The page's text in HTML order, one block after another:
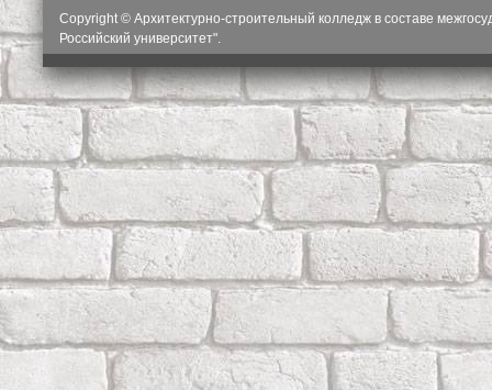
Copyright © Архитектурно-строительный колледж в составе
Российский университет".